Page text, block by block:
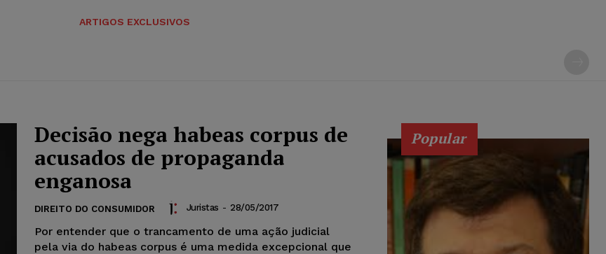
ARTIGOS EXCLUSIVOS
Decisão nega habeas corpus de
acusados de propaganda
enganosa
DIREITO DO CONSUMIDOR Juristas - 28/05/2017
Por entender que o trancamento de uma ação judicial
pela via do habeas corpus é uma medida excepcional que
Popular